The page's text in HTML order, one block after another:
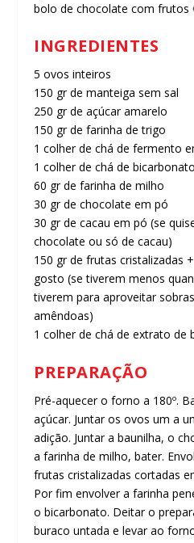
bolo de chocolate com frutos
INGREDIENTES
5 ovos inteiros
150 gr de manteiga sem sal
250 gr de açúcar amarelo
150 gr de farinha de trigo
1 colher de chá de fermento
1 colher de chá de
60 gr de farinha de milho
30 gr de chocolate em pó
30 gr de cacau em pó (se
chocolate ou só de cacau)
150 gr de frutas cristalizadas
gosto (se tiverem menos
tiverem para aproveitar
amêndoas)
1 colher de chá de extrato de
PREPARAÇÃO
Pré-aquecer o forno a 180º.
açúcar. Juntar os ovos um a
adição. Juntar a baunilha, o
a farinha de milho, bater.
frutas cristalizadas cortadas
Por fim envolver a farinha
o bicarbonato. Deitar o
buraco untada e levar ao